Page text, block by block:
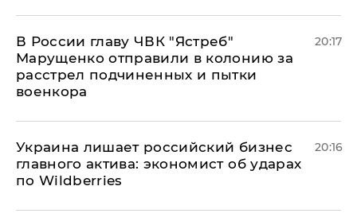
В России главу ЧВК "Ястреб"
Марущенко отправили в колонию за
расстрел подчиненных и пытки
военкора
20:17
​Украина лишает российский бизнес
главного актива: экономист об ударах
по Wildberries
20:16